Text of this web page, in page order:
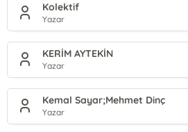
Kolektif
Yazar
KERİM AYTEKİN
Yazar
Kemal Sayar;Mehmet Dinç
Yazar